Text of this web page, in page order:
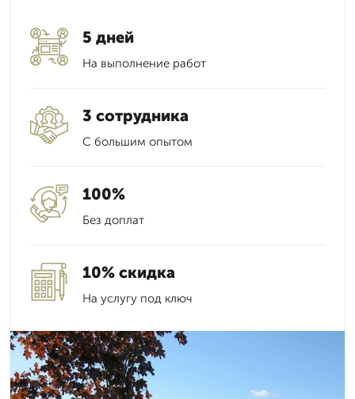
5 дней
На выполнение работ
3 сотрудника
С большим опытом
100%
Без доплат
10% скидка
На услугу под ключ